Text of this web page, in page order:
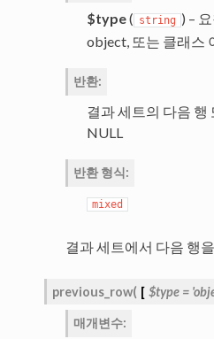
$type( string ) –
object, 또는 클래스
반환:
결과 세트의 다음 행
NULL
반환 형식:
mixed
결과 세트에서 다음 행
previous_row( [ $type =
매개변수: